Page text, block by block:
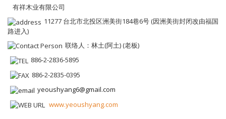
有祥木业有限公司
11277 台北市北投区洲美街184巷6号 (因洲美街封闭改由福国
路进入)
联络人：林土(阿土) (老板)
886-2-2836-5895
886-2-2835-0395
yeoushyang6@gmail.com
www.yeoushyang.com